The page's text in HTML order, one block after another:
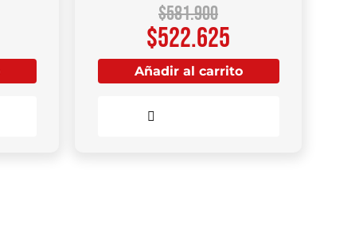
$581.900
$522.625
Añadir al carrito